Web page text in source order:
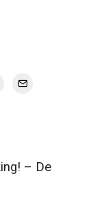
– De